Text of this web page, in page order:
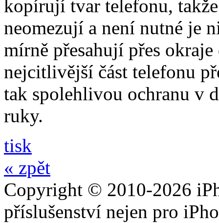
kopírují tvar telefonu,
neomezují a není nutné je
mírně přesahují přes
nejcitlivější část telefonu
tak spolehlivou ochranu v
ruky.
tisk
« zpět
Copyright © 2010-2026
příslušenství nejen pro